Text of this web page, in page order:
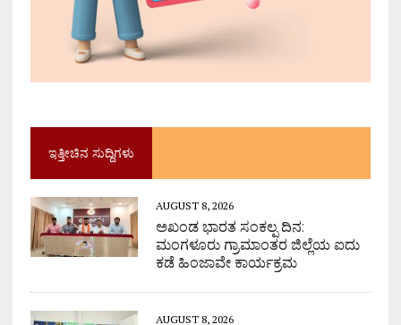
ಇತ್ತೀಚಿನ ಸುದ್ದಿಗಳು
AUGUST 8, 2026
ಅಖಂಡ ಭಾರತ ಸಂಕಲ್ಪ ದಿನ:
ಮಂಗಳೂರು ಗ್ರಾಮಾಂತರ ಜಿಲ್ಲೆಯ ಐದು
ಕಡೆ ಹಿಂಜಾವೇ ಕಾರ್ಯಕ್ರಮ
AUGUST 8, 2026